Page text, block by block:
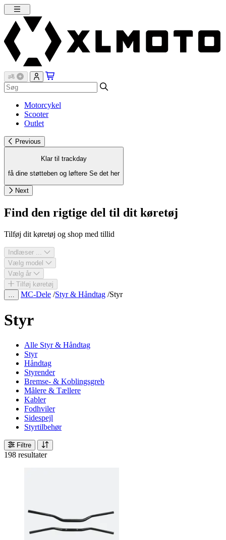
Motorcykel
Scooter
Outlet
Previous
Klar til trackday
få dine støtteben og løftere Se det her
Next
Find den rigtige del til dit køretøj
Tilføj dit køretøj og shop med tillid
Indlæser ...
Vælg model
Vælg år
Tilføj køretøj
MC-Dele /Styr & Håndtag /Styr
Styr
Alle Styr & Håndtag
Styr
Håndtag
Styrender
Bremse- & Koblingsgreb
Målere & Tællere
Kabler
Fodhviler
Sidespejl
Styrtilbehør
Filtre
198 resultater